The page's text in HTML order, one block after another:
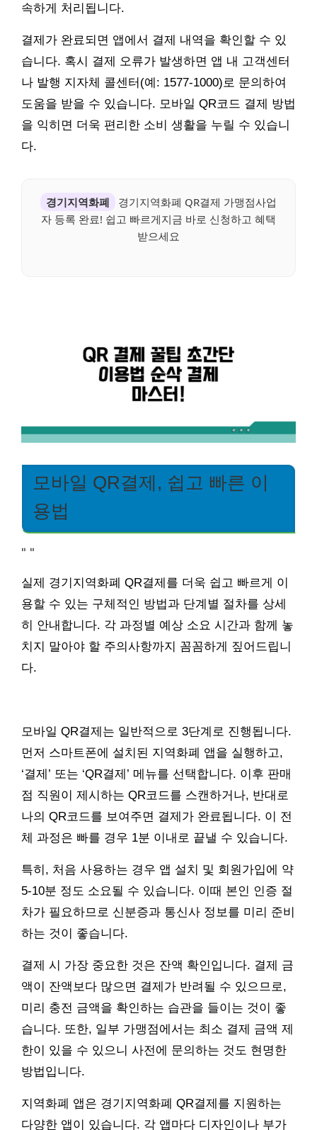
속하게 처리됩니다.
결제가 완료되면 앱에서 결제 내역을 확인할 수 있
습니다. 혹시 결제 오류가 발생하면 앱 내 고객센터
나 발행 지자체 콜센터(예: 1577-1000)로 문의하여
도움을 받을 수 있습니다. 모바일 QR코드 결제 방법
을 익히면 더욱 편리한 소비 생활을 누릴 수 있습니
다.
경기지역화폐
경기지역화폐 QR결제 가맹점사업
자 등록 완료! 쉽고 빠르게지금 바로 신청하고 혜택
받으세요
모바일 QR결제, 쉽고 빠른 이
용법
" "
실제 경기지역화폐 QR결제를 더욱 쉽고 빠르게 이
용할 수 있는 구체적인 방법과 단계별 절차를 상세
히 안내합니다. 각 과정별 예상 소요 시간과 함께 놓
치지 말아야 할 주의사항까지 꼼꼼하게 짚어드립니
다.
모바일 QR결제는 일반적으로 3단계로 진행됩니다.
먼저 스마트폰에 설치된 지역화폐 앱을 실행하고,
‘결제’ 또는 ‘QR결제’ 메뉴를 선택합니다. 이후 판매
점 직원이 제시하는 QR코드를 스캔하거나, 반대로
나의 QR코드를 보여주면 결제가 완료됩니다. 이 전
체 과정은 빠를 경우 1분 이내로 끝낼 수 있습니다.
특히, 처음 사용하는 경우 앱 설치 및 회원가입에 약
5-10분 정도 소요될 수 있습니다. 이때 본인 인증 절
차가 필요하므로 신분증과 통신사 정보를 미리 준비
하는 것이 좋습니다.
결제 시 가장 중요한 것은 잔액 확인입니다. 결제 금
액이 잔액보다 많으면 결제가 반려될 수 있으므로,
미리 충전 금액을 확인하는 습관을 들이는 것이 좋
습니다. 또한, 일부 가맹점에서는 최소 결제 금액 제
한이 있을 수 있으니 사전에 문의하는 것도 현명한
방법입니다.
지역화폐 앱은 경기지역화폐 QR결제를 지원하는
다양한 앱이 있습니다. 각 앱마다 디자인이나 부가